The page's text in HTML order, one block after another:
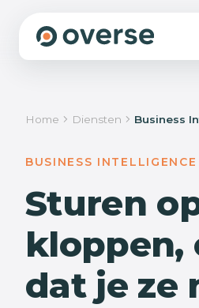
We sporen de
Wat we doen
Home Diensten Business
BUSINESS INTELLIGENCE
Sturen
kloppen,
dat je ze